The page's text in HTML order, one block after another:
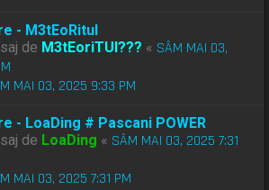
- M3tEoRitul
de M3tEoriTUl??? « SÂM MAI 03,
MAI 03, 2025 9:33 PM
- LoaDing # Pascani POWER
de LoaDing « SÂM MAI 03, 2025 7:31
MAI 03, 2025 7:31 PM